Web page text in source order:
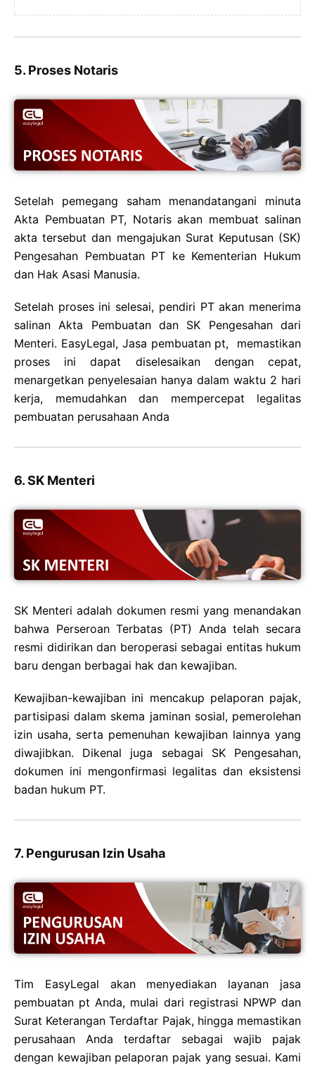
5. Proses Notaris
Setelah pemegang saham menandatangani minuta
Akta Pembuatan PT, Notaris akan membuat salinan
akta tersebut dan mengajukan Surat Keputusan (SK)
Pengesahan Pembuatan PT ke Kementerian Hukum
dan Hak Asasi Manusia.
Setelah proses ini selesai, pendiri PT akan menerima
salinan Akta Pembuatan dan SK Pengesahan dari
Menteri. EasyLegal, Jasa pembuatan pt, memastikan
proses ini dapat diselesaikan dengan cepat,
menargetkan penyelesaian hanya dalam waktu 2 hari
kerja, memudahkan dan mempercepat legalitas
pembuatan perusahaan Anda
6. SK Menteri
SK Menteri adalah dokumen resmi yang menandakan
bahwa Perseroan Terbatas (PT) Anda telah secara
resmi didirikan dan beroperasi sebagai entitas hukum
baru dengan berbagai hak dan kewajiban.
Kewajiban-kewajiban ini mencakup pelaporan pajak,
partisipasi dalam skema jaminan sosial, pemerolehan
izin usaha, serta pemenuhan kewajiban lainnya yang
diwajibkan. Dikenal juga sebagai SK Pengesahan,
dokumen ini mengonfirmasi legalitas dan eksistensi
badan hukum PT.
7. Pengurusan Izin Usaha
Tim EasyLegal akan menyediakan layanan jasa
pembuatan pt Anda, mulai dari registrasi NPWP dan
Surat Keterangan Terdaftar Pajak, hingga memastikan
perusahaan Anda terdaftar sebagai wajib pajak
dengan kewajiban pelaporan pajak yang sesuai. Kami